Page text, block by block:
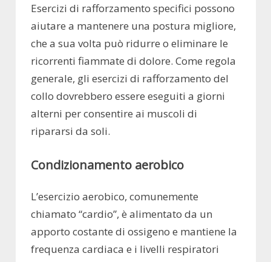
Esercizi di rafforzamento specifici possono
aiutare a mantenere una postura migliore,
che a sua volta può ridurre o eliminare le
ricorrenti fiammate di dolore. Come regola
generale, gli esercizi di rafforzamento del
collo dovrebbero essere eseguiti a giorni
alterni per consentire ai muscoli di
ripararsi da soli.
Condizionamento aerobico
L’esercizio aerobico, comunemente
chiamato “cardio”, è alimentato da un
apporto costante di ossigeno e mantiene la
frequenza cardiaca e i livelli respiratori